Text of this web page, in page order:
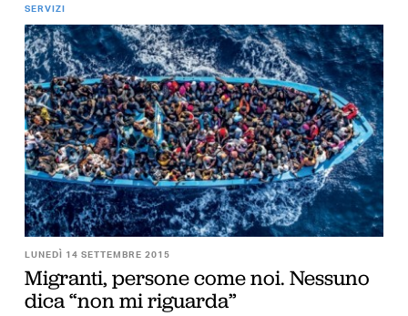
SERVIZI
LUNEDÌ 14 SETTEMBRE 2015
Migranti, persone come noi. Nessuno
dica “non mi riguarda”